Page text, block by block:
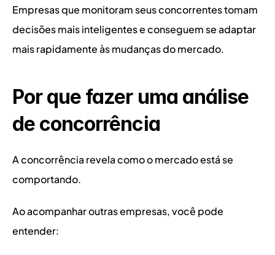
Empresas que monitoram seus concorrentes tomam
decisões mais inteligentes e conseguem se adaptar
mais rapidamente às mudanças do mercado.
Por que fazer uma análise
de concorrência
A concorrência revela como o mercado está se
comportando.
Ao acompanhar outras empresas, você pode
entender: